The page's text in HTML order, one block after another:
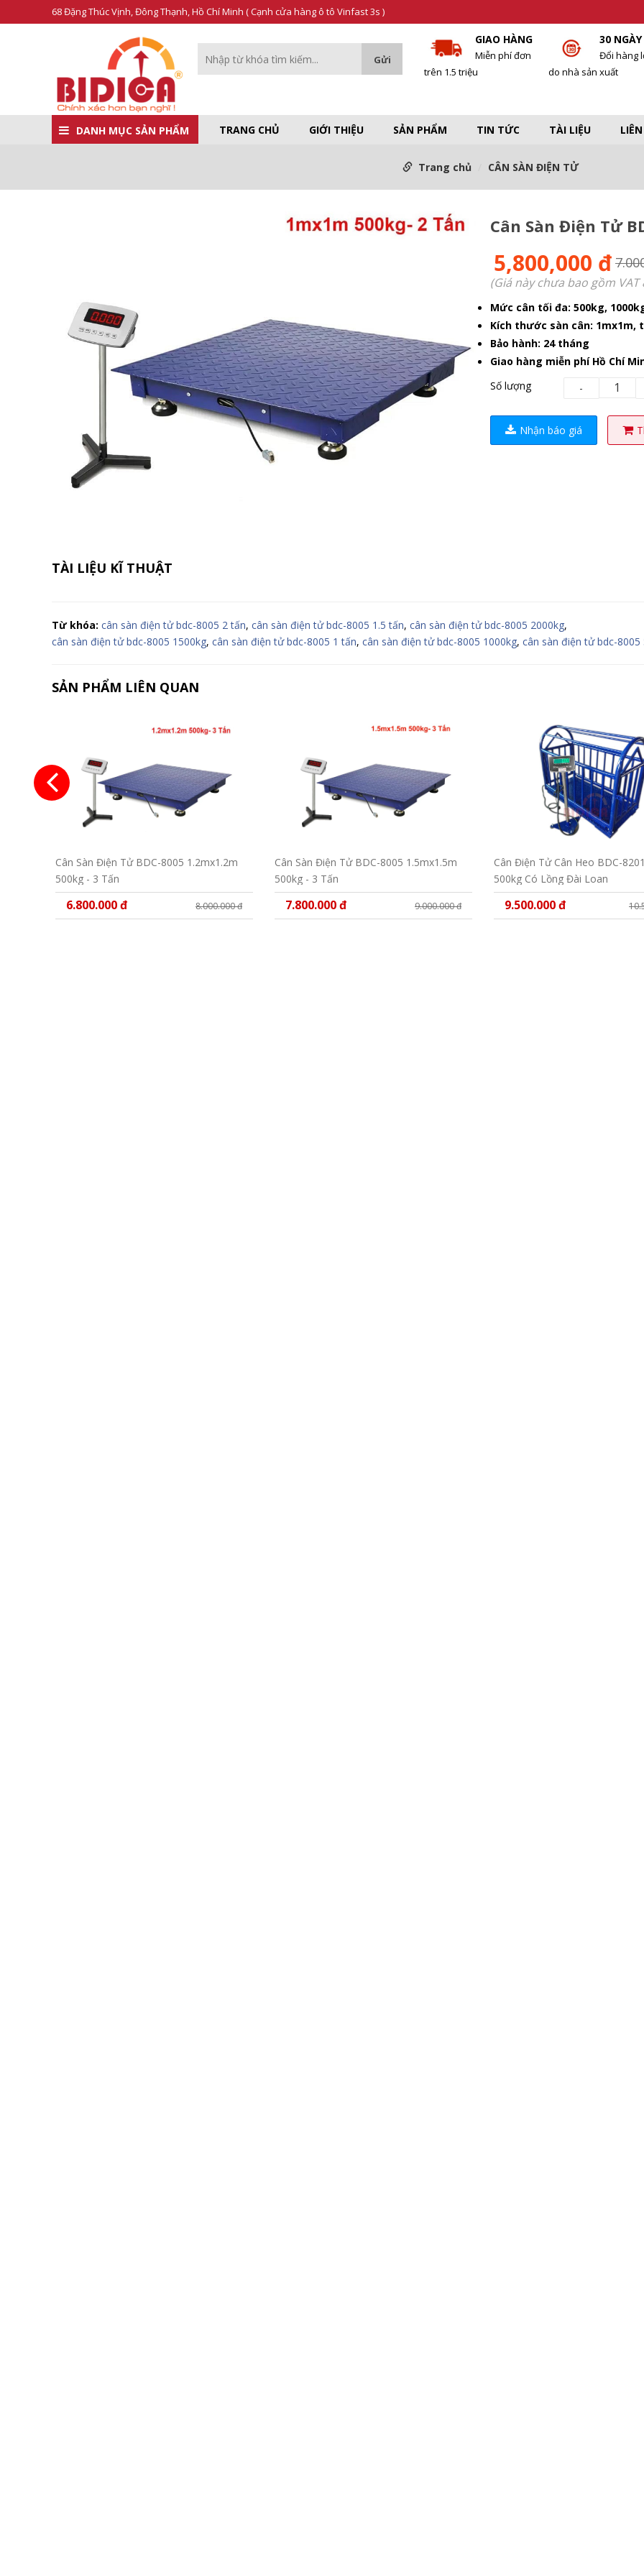
68 Đặng Thúc Vịnh, Đông Thạnh, Hồ Chí Minh ( Cạnh cửa hàng ô tô Vinfast 3s )
GIAO HÀNG
Miễn phí đơn
trên 1.5 triệu
30 NGÀY
Đổi hàng
do nhà sản xuất
DANH MỤC SẢN PHẨM TRANG CHỦ GIỚI THIỆU SẢN PHẨM TIN TỨC TÀI LIỆU
Trang chủ CÂN SÀN ĐIỆN TỬ
Cân Sàn Điện Tử
5,800,000 đ
(Giá này chưa bao gồm VAT
Mức cân tối đa: 500kg,
Kích thước sàn cân:
Bảo hành: 24 tháng
Giao hàng miễn phí Hồ Chí
Số lượng
-
Nhận báo giá
TÀI LIỆU KĨ THUẬT
Từ khóa: cân sàn điện tử bdc-8005 2 tấn, cân sàn điện tử bdc-8005 1.5 tấn, cân sàn điện tử bdc-8005 2000kg,
cân sàn điện tử bdc-8005 1500kg, cân sàn điện tử bdc-8005 1 tấn, cân sàn điện tử bdc-8005 1000kg, cân sàn điện tử bdc-8005
SẢN PHẨM LIÊN QUAN
Cân Sàn Điện Tử BDC-8005 1.2mx1.2m
500kg - 3 Tấn
6.800.000 đ 8.000.000 đ
Cân Sàn Điện Tử BDC-8005 1.5mx1.5m
500kg - 3 Tấn
7.800.000 đ 9.000.000 đ
Cân Điện Tử Cân Heo BDC-
500kg Có Lồng Đài Loan
9.500.000 đ